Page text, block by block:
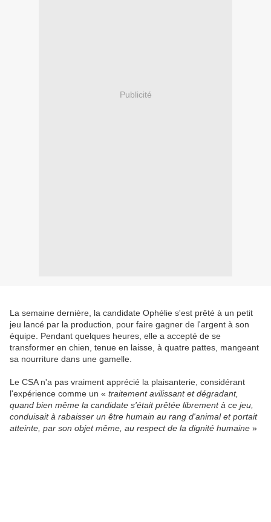
Publicité
La semaine dernière, la candidate Ophélie s'est prêté à un petit
jeu lancé par la production, pour faire gagner de l'argent à son
équipe. Pendant quelques heures, elle a accepté de se
transformer en chien, tenue en laisse, à quatre pattes, mangeant
sa nourriture dans une gamelle.
Le CSA n'a pas vraiment apprécié la plaisanterie, considérant
l'expérience comme un « traitement avilissant et dégradant,
quand bien même la candidate s'était prêtée librement à ce jeu,
conduisait à rabaisser un être humain au rang d'animal et portait
atteinte, par son objet même, au respect de la dignité humaine »